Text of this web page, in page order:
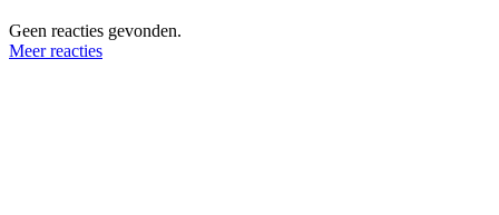
Geen reacties gevonden.
Meer reacties